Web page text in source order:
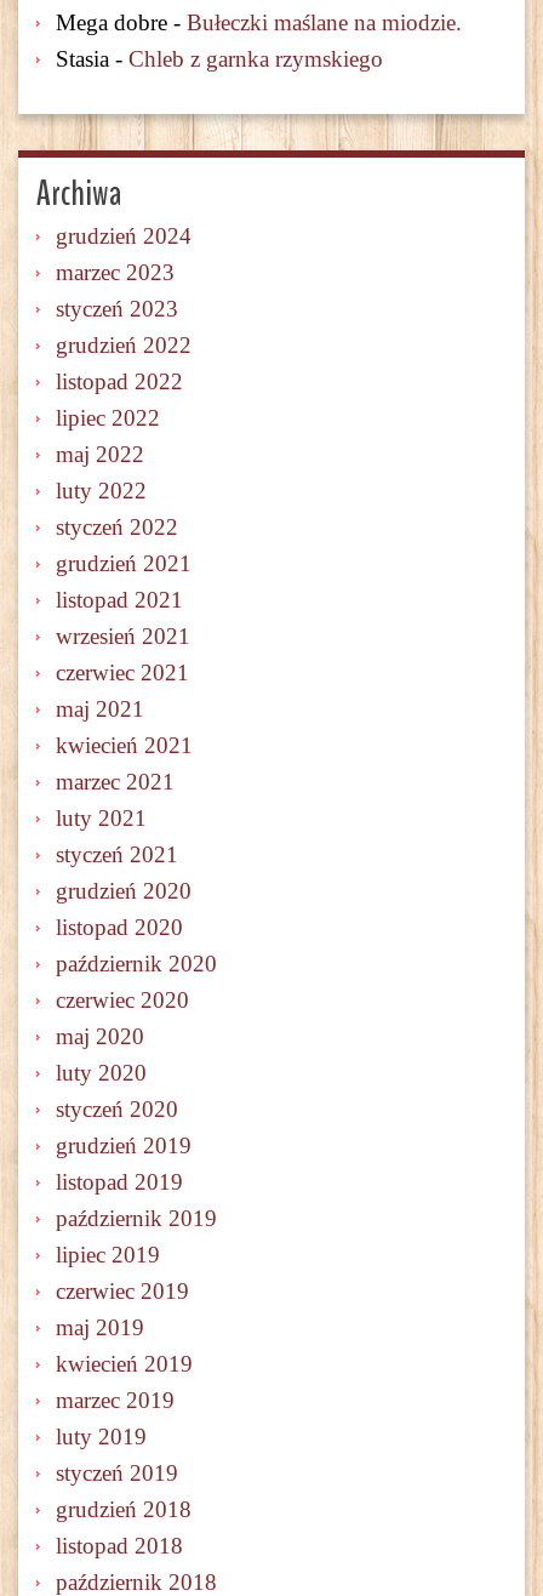
Mega dobre - Bułeczki maślane na miodzie.
Stasia - Chleb z garnka rzymskiego
Archiwa
grudzień 2024
marzec 2023
styczeń 2023
grudzień 2022
listopad 2022
lipiec 2022
maj 2022
luty 2022
styczeń 2022
grudzień 2021
listopad 2021
wrzesień 2021
czerwiec 2021
maj 2021
kwiecień 2021
marzec 2021
luty 2021
styczeń 2021
grudzień 2020
listopad 2020
październik 2020
czerwiec 2020
maj 2020
luty 2020
styczeń 2020
grudzień 2019
listopad 2019
październik 2019
lipiec 2019
czerwiec 2019
maj 2019
kwiecień 2019
marzec 2019
luty 2019
styczeń 2019
grudzień 2018
listopad 2018
październik 2018